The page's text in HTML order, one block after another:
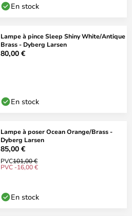
En stock
Lampe à pince Sleep Shiny White/Antique
Brass - Dyberg Larsen
80,00 €
En stock
Lampe à poser Ocean Orange/Brass -
Dyberg Larsen
85,00 €
PVC101,00 €
PVC -16,00 €
En stock